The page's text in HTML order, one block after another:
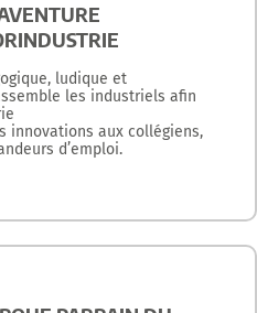
ludique et
les industriels afin
innovations aux collégiens,
d’emploi.